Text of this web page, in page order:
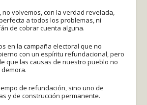
no volvemos, con la verdad revelada,
a todos los problemas, ni
de cobrar cuenta alguna.
en la campaña electoral que no
con un espíritu refundacional, pero
que las causas de nuestro pueblo no
de refundación, sino uno de
y de construcción permanente.